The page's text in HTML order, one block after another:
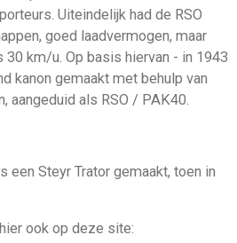
Uiteindelijk had de RSO
goed laadvermogen, maar
km/u. Op basis hiervan - in 1943
kanon gemaakt met behulp van
aangeduid als RSO / PAK40.
een Steyr Trator gemaakt, toen in
ook op deze site: